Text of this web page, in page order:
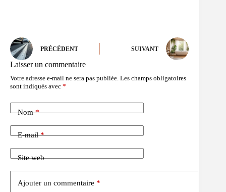
PRÉCÉDENT SUIVANT
Laisser un commentaire
Votre adresse e-mail ne sera pas publiée. Les champs obligatoires
sont indiqués avec *
Nom*
E-mail*
Site web
Ajouter un commentaire *